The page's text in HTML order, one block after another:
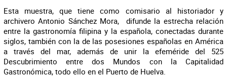
Esta muestra, que tiene como comisario al historiador y
archivero Antonio Sánchez Mora, difunde la estrecha relación
entre la gastronomía filipina y la española, conectadas durante
siglos, también con la de las posesiones españolas en América
a través del mar, además de unir la efeméride del 525
Descubrimiento entre dos Mundos con la Capitalidad
Gastronómica, todo ello en el Puerto de Huelva.